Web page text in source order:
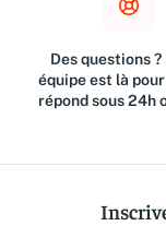
Des questions
équipe est là
répond sous 24h